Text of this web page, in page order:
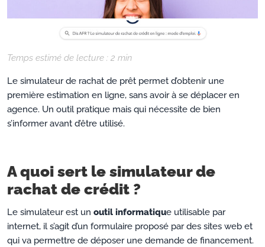
Temps estimé de lecture : 2 min
Le simulateur de rachat de prêt permet d’obtenir une
première estimation en ligne, sans avoir à se déplacer en
agence. Un outil pratique mais qui nécessite de bien
s’informer avant d’être utilisé.
A quoi sert le simulateur de
rachat de crédit ?
Le simulateur est un outil informatique utilisable par
internet, il s’agit d’un formulaire proposé par des sites web et
qui va permettre de déposer une demande de financement.